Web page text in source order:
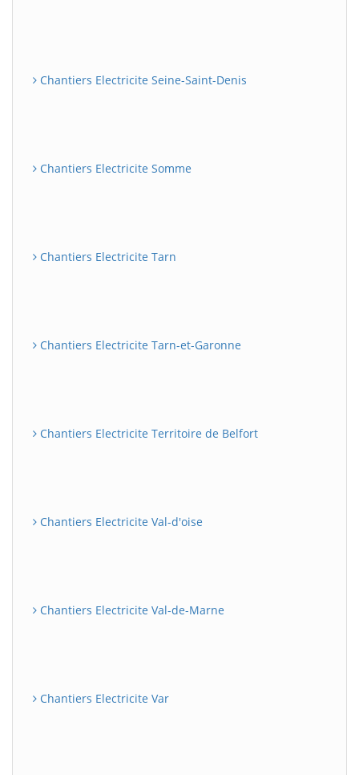
Chantiers Electricite Seine-Saint-Denis
Chantiers Electricite Somme
Chantiers Electricite Tarn
Chantiers Electricite Tarn-et-Garonne
Chantiers Electricite Territoire de Belfort
Chantiers Electricite Val-d'oise
Chantiers Electricite Val-de-Marne
Chantiers Electricite Var